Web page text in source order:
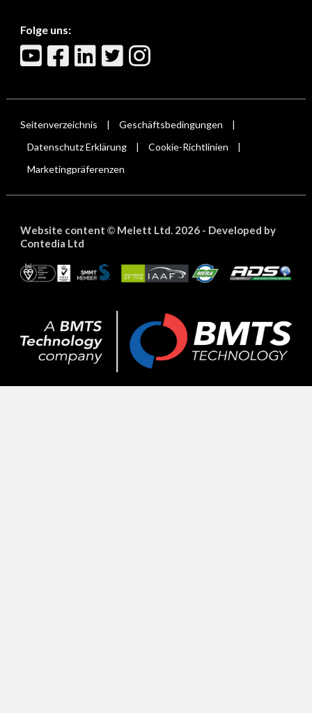
Folge uns:
Seitenverzeichnis Geschäftsbedingungen
Datenschutz Erklärung Cookie-Richtlinien
Marketingpräferenzen
Website content ©Melett Ltd. 2026 - Developed by
Contedia Ltd